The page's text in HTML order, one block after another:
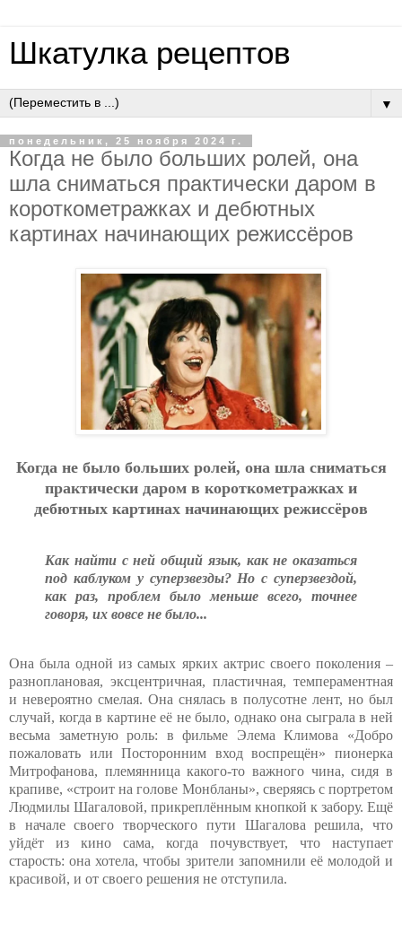
Шкатулка рецептов
▼
понедельник, 25 ноября 2024 г.
Когда не было больших ролей, она
шла сниматься практически даром в
короткометражках и дебютных
картинах начинающих режиссёров
Когда не было больших ролей, она шла сниматься
практически даром в короткометражках и
дебютных картинах начинающих режиссёров
Как найти с ней общий язык, как не оказаться
под каблуком у суперзвезды? Но с суперзвездой,
как раз, проблем было меньше всего, точнее
говоря, их вовсе не было...
Она была одной из самых ярких актрис своего поколения –
разноплановая, эксцентричная, пластичная, темпераментная
и невероятно смелая. Она снялась в полусотне лент, но был
случай, когда в картине её не было, однако она сыграла в ней
весьма заметную роль: в фильме Элема Климова «Добро
пожаловать или Посторонним вход воспрещён» пионерка
Митрофанова, племянница какого-то важного чина, сидя в
крапиве, «строит на голове Монбланы», сверяясь с портретом
Людмилы Шагаловой, прикреплённым кнопкой к забору. Ещё
в начале своего творческого пути Шагалова решила, что
уйдёт из кино сама, когда почувствует, что наступает
старость: она хотела, чтобы зрители запомнили её молодой и
красивой, и от своего решения не отступила.